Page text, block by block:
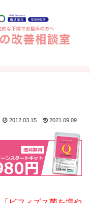
2012.03.15 2021.09.09